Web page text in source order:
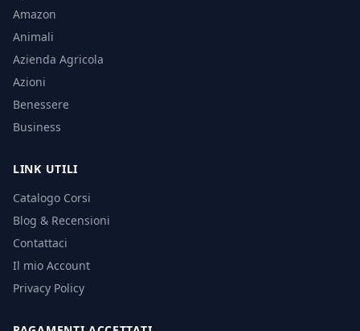
Amazon
Animali
Azienda Agricola
Azioni
Benessere
Business
LINK UTILI
Catalogo Corsi
Blog & Recensioni
Contattaci
Il mio Account
Privacy Policy